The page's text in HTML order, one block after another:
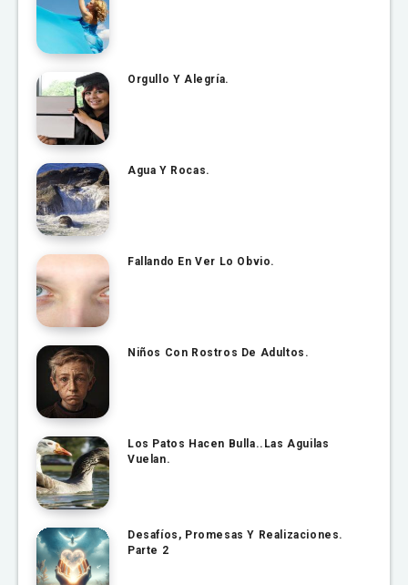
Orgullo Y Alegría.
Agua Y Rocas.
Fallando En Ver Lo Obvio.
Niños Con Rostros De Adultos.
Los Patos Hacen Bulla..Las Aguilas
Vuelan.
Desafíos, Promesas Y Realizaciones.
Parte 2